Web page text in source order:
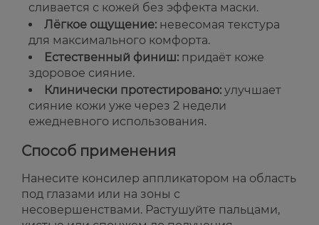
сливается с кожей без эффекта маски.
Лёгкое ощущение: невесомая текстура
для максимального комфорта.
Естественный финиш: придаёт коже
здоровое сияние.
Клинически протестировано: улучшает
сияние кожи уже через 2 недели
ежедневного использования.
Способ применения
Нанесите консилер аппликатором на область
под глазами или на зоны с
несовершенствами. Растушуйте пальцами,